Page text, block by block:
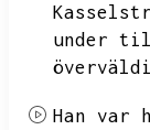
under
Han var